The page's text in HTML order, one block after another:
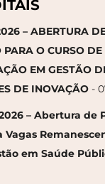
– ABERTURA
PARA O CURSO DE
EM GESTÃO
DE INOVAÇÃO -
– Abertura de
Vagas
em Saúde